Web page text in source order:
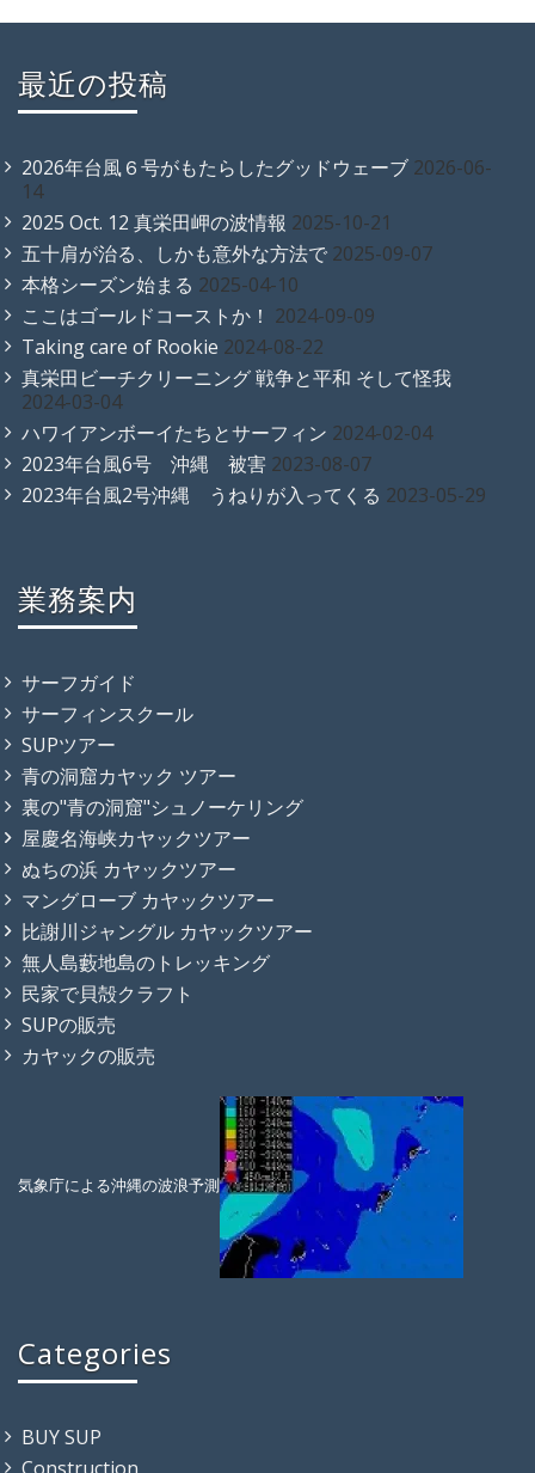
最近の投稿
2026年台風６号がもたらしたグッドウェーブ 2026-06-
14
2025 Oct. 12 真栄田岬の波情報 2025-10-21
五十肩が治る、しかも意外な方法で 2025-09-07
本格シーズン始まる 2025-04-10
ここはゴールドコーストか！ 2024-09-09
Taking care of Rookie 2024-08-22
真栄田ビーチクリーニング 戦争と平和 そして怪我
2024-03-04
ハワイアンボーイたちとサーフィン 2024-02-04
2023年台風6号 沖縄 被害 2023-08-07
2023年台風2号沖縄 うねりが入ってくる 2023-05-29
業務案内
サーフガイド
サーフィンスクール
SUPツアー
青の洞窟カヤック ツアー
裏の"青の洞窟"シュノーケリング
屋慶名海峡カヤックツアー
ぬちの浜 カヤックツアー
マングローブ カヤックツアー
比謝川ジャングル カヤックツアー
無人島藪地島のトレッキング
民家で貝殻クラフト
SUPの販売
カヤックの販売
気象庁による沖縄の波浪予測
Categories
BUY SUP